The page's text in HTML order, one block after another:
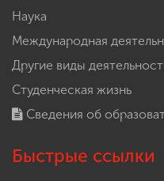
Наука
Международная
Другие виды
Студенческая жизнь
Сведения об
Быстрые ссылки